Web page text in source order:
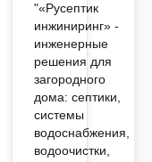
"«Русептик
инжиниринг» -
инженерные
решения для
загородного
дома: септики,
системы
водоснабжения,
водоочистки,